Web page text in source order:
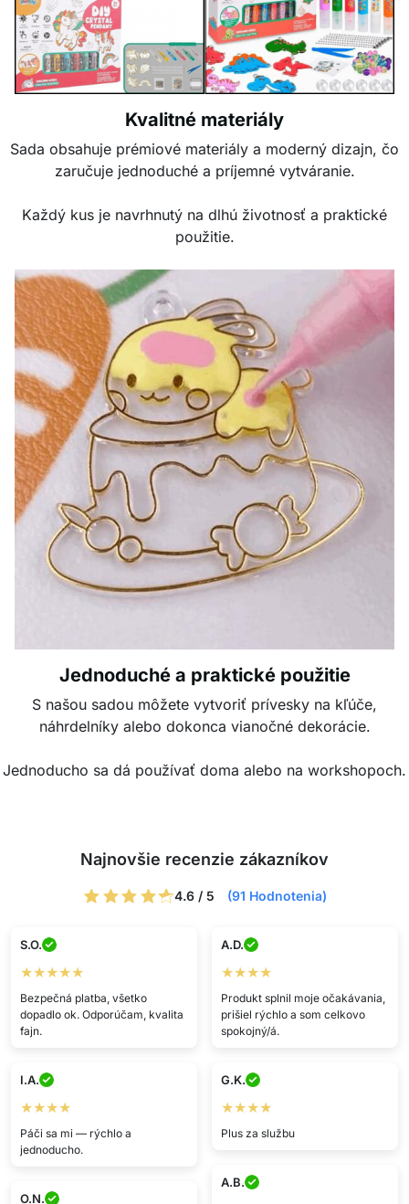
Kvalitné materiály
Sada obsahuje prémiové materiály a moderný dizajn, čo
zaručuje jednoduché a príjemné vytváranie.
Každý kus je navrhnutý na dlhú životnosť a praktické
použitie.
Jednoduché a praktické použitie
S našou sadou môžete vytvoriť prívesky na kľúče,
náhrdelníky alebo dokonca vianočné dekorácie.
Jednoducho sa dá používať doma alebo na workshopoch.
Najnovšie recenzie zákazníkov
4.6 / 5 (91 Hodnotenia)
S.O.
★★★★★
Bezpečná platba, všetko
dopadlo ok. Odporúčam, kvalita
fajn.
A.D.
★★★★
Produkt splnil moje očakávania,
prišiel rýchlo a som celkovo
spokojný/á.
I.A.
★★★★
Páči sa mi — rýchlo a
jednoducho.
G.K.
★★★★
Plus za službu
A.B.
O.N.